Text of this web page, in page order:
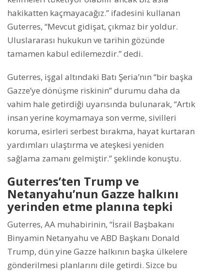
hakikatten kaçmayacağız.” ifadesini kullanan
Guterres, “Mevcut gidişat, çıkmaz bir yoldur.
Uluslararası hukukun ve tarihin gözünde
tamamen kabul edilemezdir.” dedi.
Guterres, işgal altındaki Batı Şeria’nın “bir başka
Gazze’ye dönüşme riskinin” durumu daha da
vahim hale getirdiği uyarısında bulunarak, “Artık
insan yerine koymamaya son verme, sivilleri
koruma, esirleri serbest bırakma, hayat kurtaran
yardımları ulaştırma ve ateşkesi yeniden
sağlama zamanı gelmiştir.” şeklinde konuştu.
Guterres’ten Trump ve
Netanyahu’nun Gazze halkını
yerinden etme planına tepki
Guterres, AA muhabirinin, “İsrail Başbakanı
Binyamin Netanyahu ve ABD Başkanı Donald
Trump, dün yine Gazze halkının başka ülkelere
gönderilmesi planlarını dile getirdi. Sizce bu